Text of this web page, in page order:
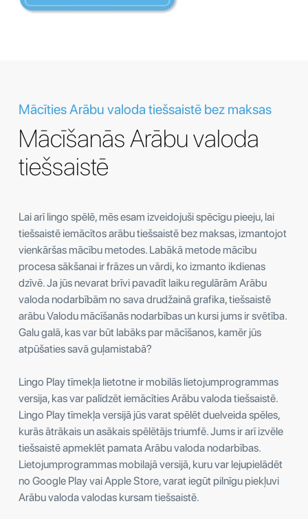
Mācīties Arābu valoda tiešsaistē bez maksas
Mācīšanās Arābu valoda
tiešsaistē
Lai arī lingo spēlē, mēs esam izveidojuši spēcīgu pieeju, lai
tiešsaistē iemācītos arābu tiešsaistē bez maksas, izmantojot
vienkāršas mācību metodes. Labākā metode mācību
procesa sākšanai ir frāzes un vārdi, ko izmanto ikdienas
dzīvē. Ja jūs nevarat brīvi pavadīt laiku regulārām Arābu
valoda nodarbībām no sava drudžainā grafika, tiešsaistē
arābu Valodu mācīšanās nodarbības un kursi jums ir svētība.
Galu galā, kas var būt labāks par mācīšanos, kamēr jūs
atpūšaties savā guļamistabā?
Lingo Play tīmekļa lietotne ir mobilās lietojumprogrammas
versija, kas var palīdzēt iemācīties Arābu valoda tiešsaistē.
Lingo Play tīmekļa versijā jūs varat spēlēt duelveida spēles,
kurās ātrākais un asākais spēlētājs triumfē. Jums ir arī izvēle
tiešsaistē apmeklēt pamata Arābu valoda nodarbības.
Lietojumprogrammas mobilajā versijā, kuru var lejupielādēt
no Google Play vai Apple Store, varat iegūt pilnīgu piekļuvi
Arābu valoda valodas kursam tiešsaistē.